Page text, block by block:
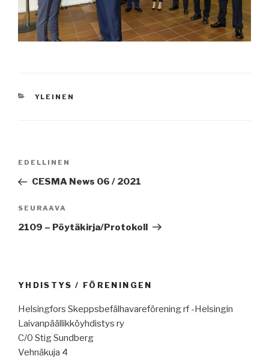
KATEGORIAT
YLEINEN
Edellinen
artikkeli
EDELLINEN
CESMA News 06 / 2021
Seuraava
artikkeli
SEURAAVA
2109 – Pöytäkirja/Protokoll
YHDISTYS / FÖRENINGEN
Helsingfors Skeppsbefälhavareförening rf -Helsingin
Laivanpäällikköyhdistys ry
C/0 Stig Sundberg
Vehnäkuja 4